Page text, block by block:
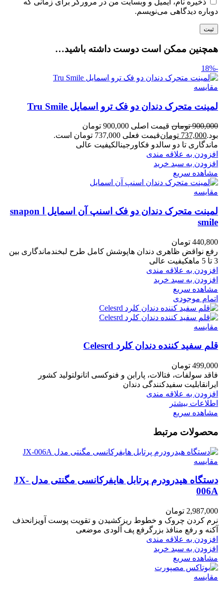
ذخیره نام، ایمیل و وبسایت من در مرورگر برای زمانی که
دوباره دیدگاهی می‌نویسم.
همچنین ممکن است دوست داشته باشید…
-18%
مقایسه
لمینت متحرک دندان دو فک ترو اسمایل Tru Smile
900,000 تومان
قیمت اصلی 900,000 تومان
بود.737,000 تومانقیمت فعلی 737,000 تومان است.
ماندگاری تا دو سالدو فکاورجینالکیفیت عالی
افزودن به علاقه مندی
افزودن به سبد خرید
مشاهده سریع
مقایسه
لمینت متحرک دندان دو فک اسنپ آن اسمایل ا snapon
smile
440,800 تومان
رفع نواقض ظاهری دندان هاپوشش کامل طرح لبخندماندگاری بین
3 تا 5 ماهکیفیت عالی
افزودن به علاقه مندی
افزودن به سبد خرید
مشاهده سریع
اتمام موجودی
مقایسه
قلم سفید کننده دندان کلرد Celesrd
499,000 تومان
فاقد سولفات، فتالات، پارابن و فنوکسی اتانولتولید کشور
ایرانقابلیت سفیدکنندگی دندان
افزودن به علاقه مندی
اطلاعات بیشتر
مشاهده سریع
محصولات مرتبط
مقایسه
دستگاه هیدرودرم پرتابل هایفرکانسی مگنتی مدل JX-
006A
2,987,000 تومان
نرم کردن چروک و خطوط ریزکشیدن و تقویت پوست آویزانحذف
آکنه و رفع منافذ بزرگرفع پف آلودی موضعی
افزودن به علاقه مندی
افزودن به سبد خرید
مشاهده سریع
مقایسه